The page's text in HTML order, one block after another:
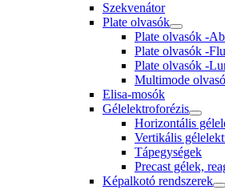
Szekvenátor
Plate olvasók
Plate olvasók -
Plate olvasók -
Plate olvasók -
Multimode
Elisa-mosók
Gélelektroforézis
Horizontális
Vertikális
Tápegységek
Precast gélek,
Képalkotó rendszerek